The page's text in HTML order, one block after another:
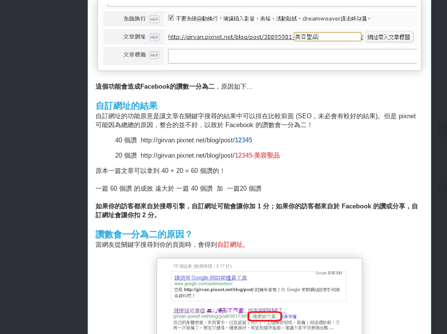
這個功能會造成Facebook的讚數一分為二 ，原因如下...
自訂網址的結果
自訂網址的功能原意是讓文章在關鍵字搜尋的結果中可以排在比較前面 (SEO，未必會有較好的結果)。但是 pixnet
可能因為總總的原因，整合的並不好，以致於 Facebook 的讚數會一分為二！
40 個讚 http://girvan.pixnet.net/blog/post/12345
20 個讚 http://girvan.pixnet.net/blog/post/12345-美容聖品
原本一篇文章可以拿到 40 + 20 = 60 個讚的！
一篇 60 個讚 的成效 遠大於 一篇 40 個讚 加 一篇20 個讚
如果你的訪客都來自於搜尋引擎，自訂網址可能會讓你加 1 分；如果你的訪客都來自於 Facebook 的讚或分享，自
訂網址會讓你扣 2 分。
讚數會一分為二的原因？
當網友從關鍵字搜尋到你的頁面時，會得到自訂網址。